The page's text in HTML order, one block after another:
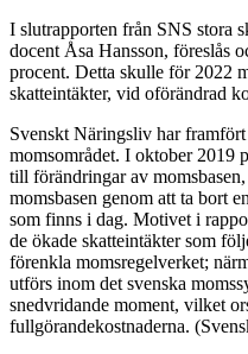
I slutrapporten från SNS stora
docent Åsa Hansson, föreslås
procent. Detta skulle för 2022
skatteintäkter, vid oförändrad
Svenskt Näringsliv har
momsområdet. I oktober 2019
till förändringar av
momsbasen genom att ta bort
som finns i dag. Motivet i
de ökade skatteintäkter som
förenkla momsregelverket;
utförs inom det svenska
snedvridande moment, vilket
fullgörandekostnaderna.